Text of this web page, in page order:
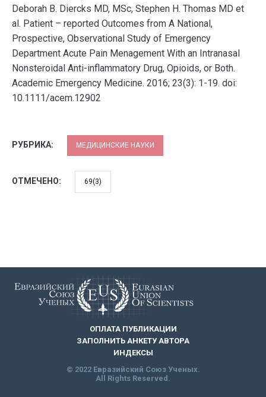
Deborah B. Diercks MD, MSc, Stephen H. Thomas MD et
al. Patient – reported Outcomes from A National,
Prospective, Observational Study of Emergency
Department Acute Pain Menagement With an Intranasal
Nonsteroidal Anti-inflammatory Drug, Opioids, or Both.
Academic Emergency Medicine. 2016; 23(3): 1-19. doi:
10.1111/acem.12902
РУБРИКА: МЕДИЦИНСКИЕ НАУКИ
ОТМЕЧЕНО: 69(3)
ОПЛАТА ПУБЛИКАЦИИ
ЗАПОЛНИТЬ АНКЕТУ АВТОРА
ИНДЕКСЫ
© 2022 Евразийский Союз Ученых.
All Rights Reserved.